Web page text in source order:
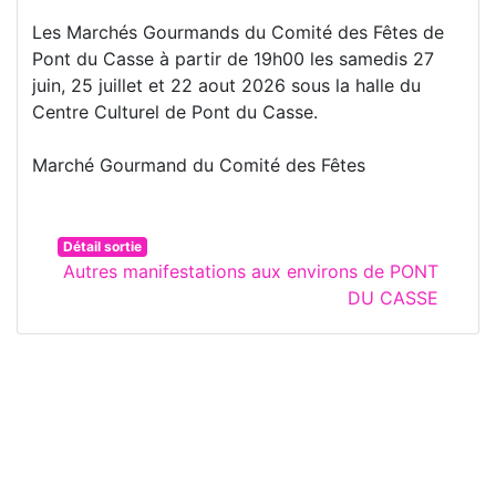
Les Marchés Gourmands du Comité des Fêtes de
Pont du Casse à partir de 19h00 les samedis 27
juin, 25 juillet et 22 aout 2026 sous la halle du
Centre Culturel de Pont du Casse.
Marché Gourmand du Comité des Fêtes
Détail sortie
Autres manifestations aux environs de PONT
DU CASSE